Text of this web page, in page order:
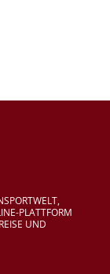
PLATTFORM
UND